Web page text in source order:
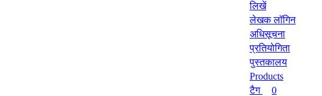
लिखें
लेखक लॉगिन
अधिसूचना
प्रतियोगिता
पुस्तकालय
Products
टैग
0